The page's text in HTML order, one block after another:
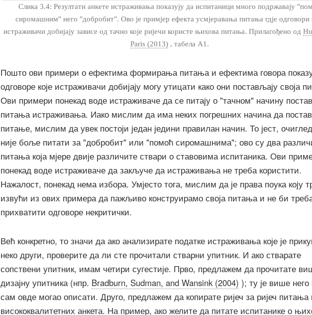
Слика 3.4: Резултати анкете истраживања показују да испитаници много подржавају
сиромашним" него "добробит". Ово је примјер ефекта усмјеравања питања гдје одговори
истраживачи добијају зависе од тачно које ријечи користе њихова питања. Прилагођено од
Paris (2013) , табела А1.
Пошто ови примери о ефектима формирања питања и ефектима говора
одговоре које истраживачи добијају могу утицати како они постављају своја
Ови примери понекад воде истраживаче да се питају о "тачном" начину
питања истраживања. Иако мислим да има неких погрешних начина да
питање, мислим да увек постоји један једини правилан начин. То јест,
није боље питати за "добробит" или "помоћ сиромашнима"; ово су два
питања која мјере двије различите ствари о ставовима испитаника. Ови
понекад воде истраживаче да закључе да истраживања не треба користити.
Нажалост, понекад нема избора. Умјесто тога, мислим да је права поука коју
извући из ових примера да пажљиво конструирамо своја питања и не би
прихватити одговоре некритички.
Већ конкретно, то значи да ако анализирате податке истраживања које је
неко други, проверите да ли сте прочитали стварни упитник. И ако стварате
сопствени упитник, имам четири сугестије. Прво, предлажем да прочитате
дизајну упитника (нпр. Bradburn, Sudman, and Wansink (2004) ); ту је више
сам овде могао описати. Друго, предлажем да копирате ријеч за ријеч питања
висококвалитетних анкета. На пример, ако желите да питате испитанике о